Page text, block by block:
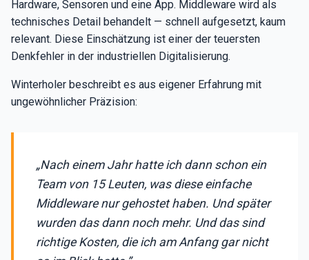
Hardware, Sensoren und eine App. Middleware wird als
technisches Detail behandelt — schnell aufgesetzt, kaum
relevant. Diese Einschätzung ist einer der teuersten
Denkfehler in der industriellen Digitalisierung.
Winterholer beschreibt es aus eigener Erfahrung mit
ungewöhnlicher Präzision:
„Nach einem Jahr hatte ich dann schon ein
Team von 15 Leuten, was diese einfache
Middleware nur gehostet haben. Und später
wurden das dann noch mehr. Und das sind
richtige Kosten, die ich am Anfang gar nicht